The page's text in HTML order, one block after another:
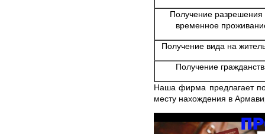
Получение разрешения
временное
Получение вида на
Получение
Наша фирма предлагает
месту нахождения в